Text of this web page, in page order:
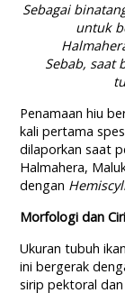
Sebagai
untuk
Sebab, saat
Penamaan hiu
kali pertama
dilaporkan saat
Halmahera,
dengan
Morfologi dan
Ukuran tubuh
ini bergerak
sirip pektoral